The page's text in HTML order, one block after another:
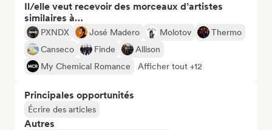
Il/elle veut recevoir des morceaux d’artistes
similaires à…
PXNDX José Madero Molotov
Thermo
Canseco
Finde
Allison
My Chemical Romance
Afficher tout +12
Principales opportunités
Écrire des articles
Autres